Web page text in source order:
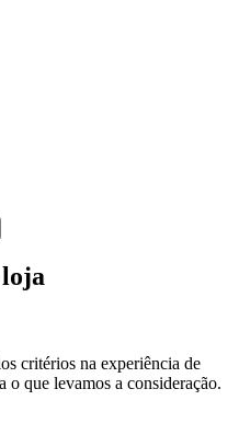
critérios na experiência de
o que levamos a consideração.